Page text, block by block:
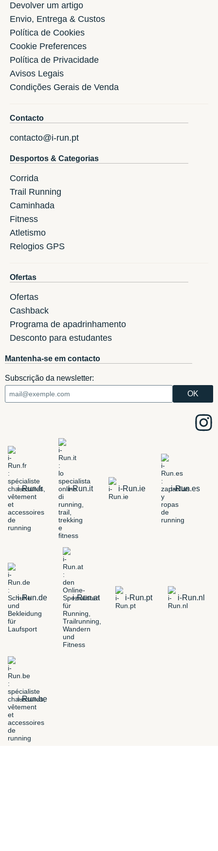
Devolver um artigo
Envio, Entrega & Custos
Política de Cookies
Cookie Preferences
Política de Privacidade
Avisos Legais
Condições Gerais de Venda
Contacto
contacto@i-run.pt
Desportos & Categorias
Corrida
Trail Running
Caminhada
Fitness
Atletismo
Relogios GPS
Ofertas
Ofertas
Cashback
Programa de apadrinhamento
Desconto para estudantes
Mantenha-se em contacto
Subscrição da newsletter:
i-Run.fr i-Run.it i-Run.ie i-Run.es
i-Run.de i-Run.at i-Run.pt i-Run.nl
i-Run.be